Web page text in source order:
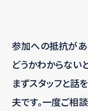
参加への抵抗があ
どうかわからない
まずスタッフと話
夫です。一度ご相談